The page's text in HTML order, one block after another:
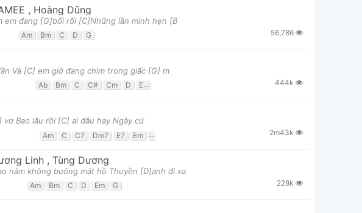
, Hoàng Dũng
đang [G]bối rối [C]Những lần mình hẹn [B
Am Bm C D G 56,786
Và [C] em giờ đang chìm trong giấc [G] m
Ab Bm C C# Cm D Eb 444k
vơ Bao lâu rồi [C] ai đâu hay Ngày cứ
Am C C7 Dm7 E7 Em F 2m43k
Linh , Tùng Dương
năm không buông mặt hồ Thuyền [D]anh đi xa
Am Bm C D Em G 228k